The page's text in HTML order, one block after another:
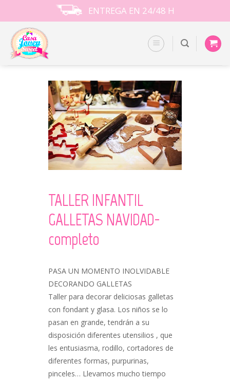
to
content
ENTREGA EN 24/48 H
TALLER INFANTIL
GALLETAS NAVIDAD-
completo
PASA UN MOMENTO INOLVIDABLE
DECORANDO GALLETAS
Taller para decorar deliciosas galletas
con fondant y glasa. Los niños se lo
pasan en grande, tendrán a su
disposición diferentes utensilios , que
les entusiasma, rodillo, cortadores de
diferentes formas, purpurinas,
pinceles… Llevamos mucho tiempo